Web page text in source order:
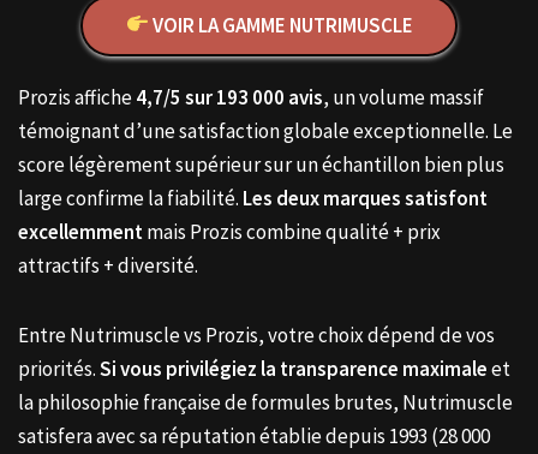
VOIR LA GAMME NUTRIMUSCLE
Prozis affiche4,7/5 sur 193 000 avis, un volume massif
témoignant d’une satisfaction globale exceptionnelle. Le
score légèrement supérieur sur un échantillon bien plus
large confirme la fiabilité. Les deux marques satisfont
excellemmentmais Prozis combine qualité + prix
attractifs + diversité.
Entre Nutrimuscle vs Prozis, votre choix dépend de vos
priorités.Si vous privilégiez la transparence maximaleet
la philosophie française de formules brutes, Nutrimuscle
satisfera avec sa réputation établie depuis 1993 (28 000